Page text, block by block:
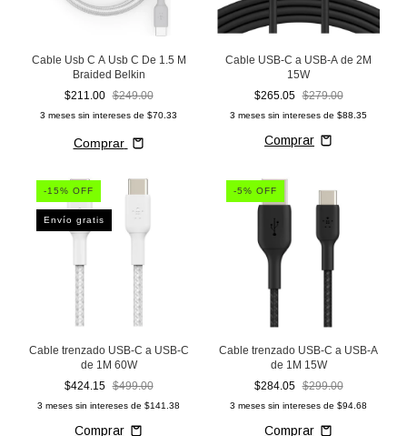
Cable Usb C A Usb C De 1.5 M
Braided Belkin
$211.00 $249.00
3 meses sin intereses de $70.33
Comprar
Cable USB-C a USB-A de 2M
15W
$265.05 $279.00
3 meses sin intereses de $88.35
-15% OFF
Envío gratis
Cable trenzado USB-C a USB-C
de 1M 60W
$424.15 $499.00
3 meses sin intereses de $141.38
-5% OFF
Cable trenzado USB-C a USB-A
de 1M 15W
$284.05 $299.00
3 meses sin intereses de $94.68